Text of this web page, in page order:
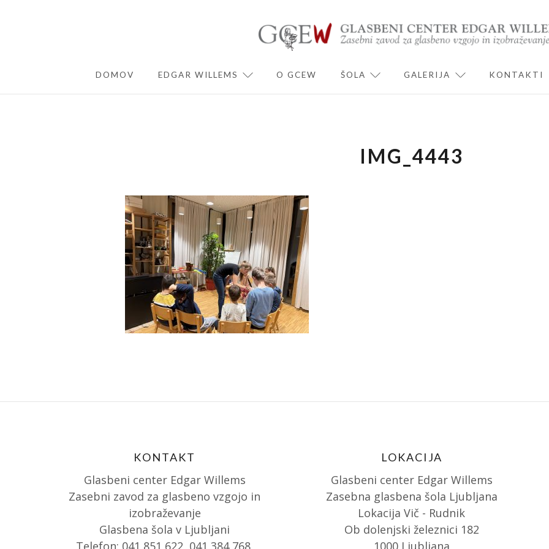
DOMOV EDGAR WILLEMS EXPAND CHILD MENU
O GCEW ŠOLA EXPAND CHILD MENU
GALERIJA EXPAND CHILD
KONTAKTI
IMG_4443
KONTAKT
Glasbeni center Edgar Willems
Zasebni zavod za glasbeno vzgojo in
izobraževanje
Glasbena šola v Ljubljani
Telefon: 041 851 622, 041 384 768,
LOKACIJA
Glasbeni center Edgar Willems
Zasebna glasbena šola Ljubljana
Lokacija Vič - Rudnik
Ob dolenjski železnici 182
1000 Ljubljana